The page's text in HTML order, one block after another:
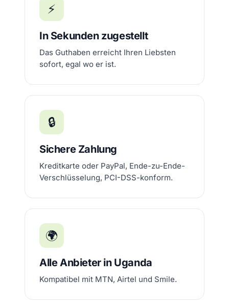
⚡
In Sekunden zugestellt
Das Guthaben erreicht Ihren Liebsten
sofort, egal wo er ist.
🔒
Sichere Zahlung
Kreditkarte oder PayPal, Ende-zu-Ende-
Verschlüsselung, PCI-DSS-konform.
🌍
Alle Anbieter in Uganda
Kompatibel mit MTN, Airtel und Smile.